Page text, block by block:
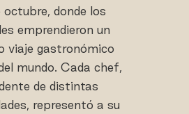
octubre, donde los
emprendieron un
viaje gastronómico
mundo. Cada chef,
de distintas
representó a su